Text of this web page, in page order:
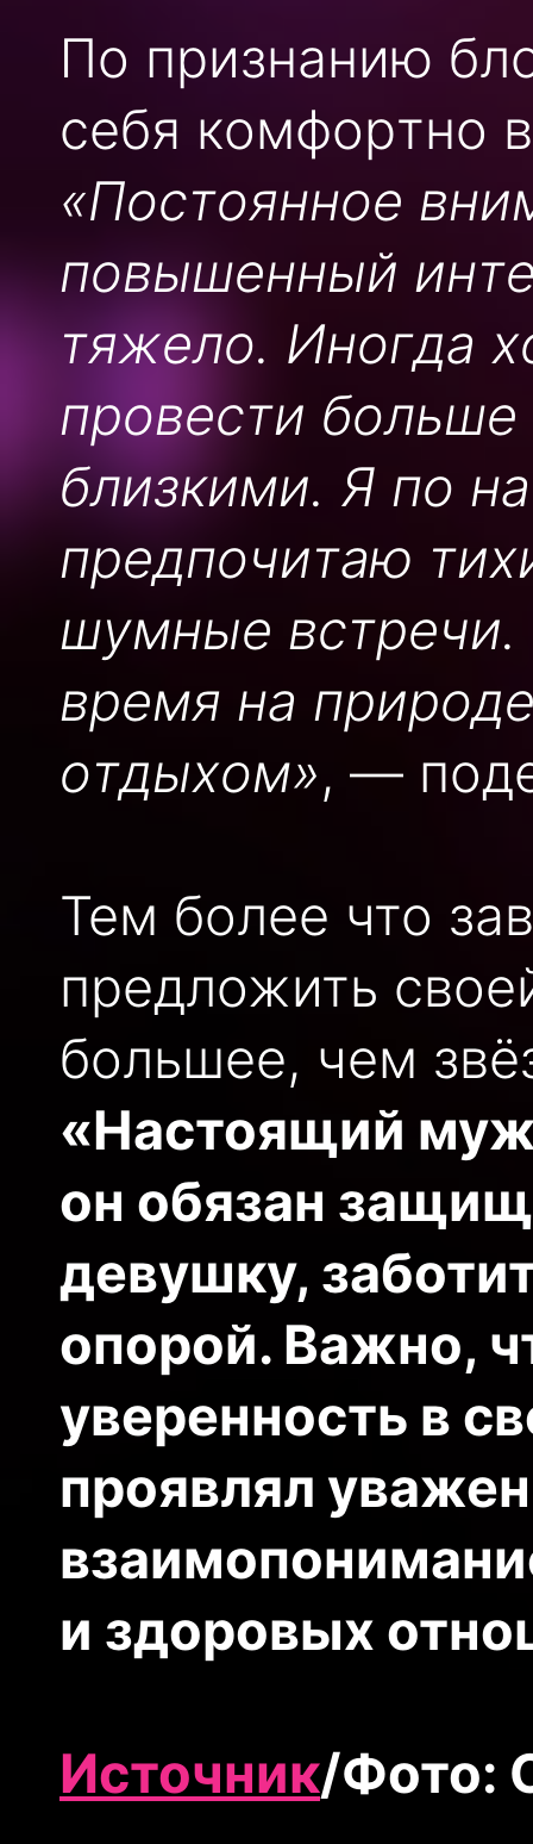
По признанию
себя комфортно
«Постоянное
повышенный
тяжело. Иногда
провести
близкими. Я по
предпочитаю
шумные встречи.
время на
отдыхом», —
Тем более что
предложить
большее, чем
«Настоящий
он обязан
девушку,
опорой. Важно,
уверенность в
проявлял
и здоровых
Источник/Фото: